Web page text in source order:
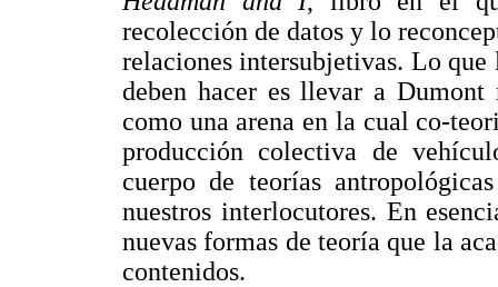
recolección de datos y lo
relaciones intersubjetivas. Lo
deben hacer es llevar a
como una arena en la cual co-
producción colectiva de
cuerpo de teorías
nuestros interlocutores. En
nuevas formas de teoría que la
contenidos.